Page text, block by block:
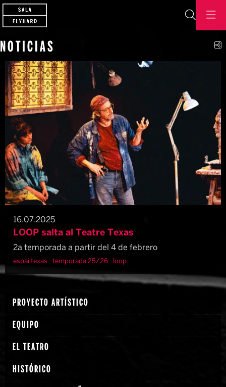
NOTICIAS
16.07.2025
LOOP salta al Teatre Texas
2a temporada a partir del 4 de febrero
espai texas temporada 25/26 loop
PROYECTO ARTÍSTICO
EQUIPO
EL TEATRO
HISTÓRICO